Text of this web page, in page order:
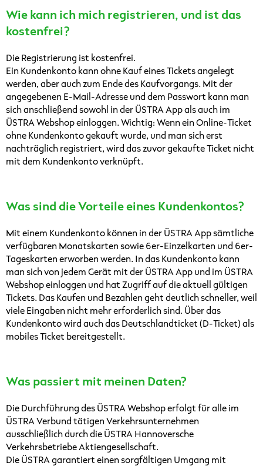
Wie kann ich mich registrieren, und ist das
kostenfrei?
Die Registrierung ist kostenfrei.
Ein Kundenkonto kann ohne Kauf eines Tickets angelegt
werden, aber auch zum Ende des Kaufvorgangs. Mit der
angegebenen E-Mail-Adresse und dem Passwort kann man
sich anschließend sowohl in der ÜSTRA App als auch im
ÜSTRA Webshop einloggen. Wichtig: Wenn ein Online-Ticket
ohne Kundenkonto gekauft wurde, und man sich erst
nachträglich registriert, wird das zuvor gekaufte Ticket nicht
mit dem Kundenkonto verknüpft.
Was sind die Vorteile eines Kundenkontos?
Mit einem Kundenkonto können in der ÜSTRA App sämtliche
verfügbaren Monatskarten sowie 6er-Einzelkarten und 6er-
Tageskarten erworben werden. In das Kundenkonto kann
man sich von jedem Gerät mit der ÜSTRA App und im ÜSTRA
Webshop einloggen und hat Zugriff auf die aktuell gültigen
Tickets. Das Kaufen und Bezahlen geht deutlich schneller, weil
viele Eingaben nicht mehr erforderlich sind. Über das
Kundenkonto wird auch das Deutschlandticket (D-Ticket) als
mobiles Ticket bereitgestellt.
Was passiert mit meinen Daten?
Die Durchführung des ÜSTRA Webshop erfolgt für alle im
ÜSTRA Verbund tätigen Verkehrsunternehmen
ausschließlich durch die ÜSTRA Hannoversche
Verkehrsbetriebe Aktiengesellschaft.
Die ÜSTRA garantiert einen sorgfältigen Umgang mit